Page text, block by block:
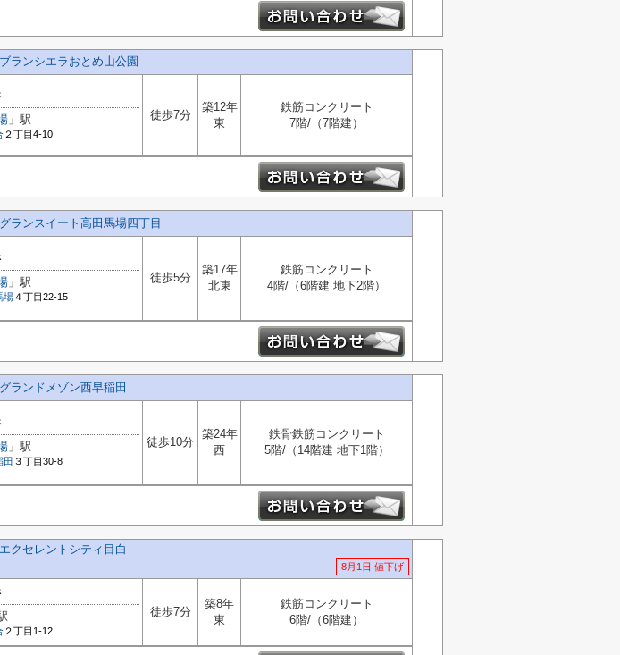
ブランシエラおとめ山公園
」駅
２丁目4-10
徒歩7分
築12年
東
鉄筋コンクリート
7階/（7階建）
グランスイート高田馬場四丁目
」駅
場４丁目22-15
徒歩5分
築17年
北東
鉄筋コンクリート
4階/（6階建 地下2階）
グランドメゾン西早稲田
」駅
田 ３丁目30-8
徒歩10分
築24年
西
鉄骨鉄筋コンクリート
5階/（14階建 地下1階）
エクセレントシティ目白
8月1日 値下げ
２丁目1-12
徒歩7分
築8年
東
鉄筋コンクリート
6階/（6階建）